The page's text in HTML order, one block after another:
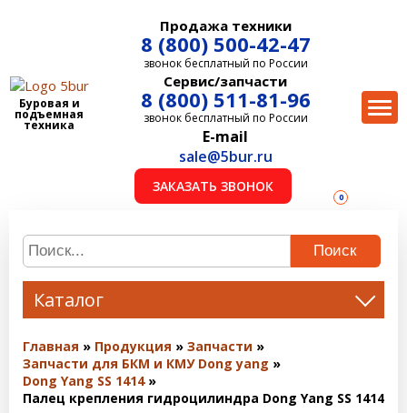
Буровая и
подъемная
техника
Продажа техники
8 (800) 500-42-47
звонок бесплатный по России
Сервис/запчасти
8 (800) 511-81-96
звонок бесплатный по России
E-mail
sale@5bur.ru
ЗАКАЗАТЬ ЗВОНОК
0
Поиск
Каталог
Главная Продукция
Запчасти
Запчасти для БКМ и КМУ Dong yang
Dong Yang SS 1414
Палец крепления гидроцилиндра Dong Yang SS 1414